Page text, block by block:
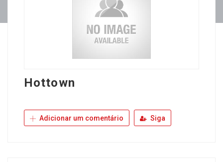
Hottown
Adicionar um comentário Siga